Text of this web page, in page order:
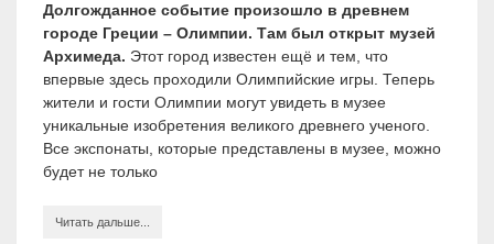
Долгожданное событие произошло в древнем
городе Греции – Олимпии. Там был открыт музей
Архимеда. Этот город известен ещё и тем, что
впервые здесь проходили Олимпийские игры. Теперь
жители и гости Олимпии могут увидеть в музее
уникальные изобретения великого древнего ученого.
Все экспонаты, которые представлены в музее, можно
будет не только
Читать дальше...